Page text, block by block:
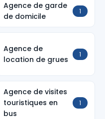
Agence de garde
de domicile
1
Agence de
location de grues
1
Agence de visites
touristiques en
bus
1